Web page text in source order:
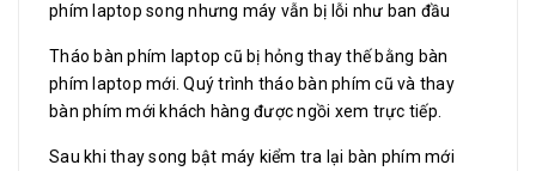
phím laptop song nhưng máy vẫn bị lỗi như ban đầu
Tháo bàn phím laptop cũ bị hỏng thay thế bằng bàn
phím laptop mới. Quý trình tháo bàn phím cũ và thay
bàn phím mới khách hàng được ngồi xem trực tiếp.
Sau khi thay song bật máy kiểm tra lại bàn phím mới